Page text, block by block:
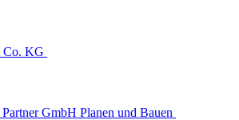
Co. KG
GmbH Planen und Bauen